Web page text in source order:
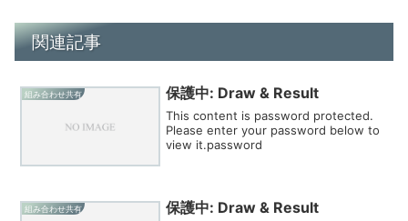
関連記事
組み合わせ共有 保護中: Draw & Result
This content is password protected.
Please enter your password below to
view it.password
組み合わせ共有 保護中: Draw & Result